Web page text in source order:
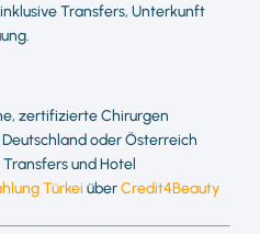
Transfers, Unterkunft
zertifizierte Chirurgen
oder Österreich
und Hotel
Türkei überCredit4Beauty